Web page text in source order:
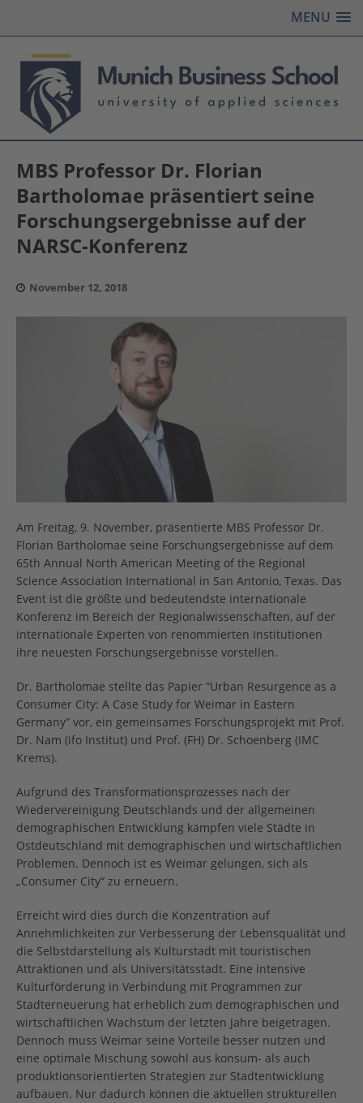
MENU
MBS Professor Dr. Florian
Bartholomae präsentiert seine
Forschungsergebnisse auf der
NARSC-Konferenz
November 12, 2018
Am Freitag, 9. November, präsentierte MBS Professor Dr.
Florian Bartholomae seine Forschungsergebnisse auf dem
65th Annual North American Meeting of the Regional
Science Association International in San Antonio, Texas. Das
Event ist die größte und bedeutendste internationale
Konferenz im Bereich der Regionalwissenschaften, auf der
internationale Experten von renommierten Institutionen
ihre neuesten Forschungsergebnisse vorstellen.
Dr. Bartholomae stellte das Papier “Urban Resurgence as a
Consumer City: A Case Study for Weimar in Eastern
Germany” vor, ein gemeinsames Forschungsprojekt mit Prof.
Dr. Nam (ifo Institut) und Prof. (FH) Dr. Schoenberg (IMC
Krems).
Aufgrund des Transformationsprozesses nach der
Wiedervereinigung Deutschlands und der allgemeinen
demographischen Entwicklung kämpfen viele Städte in
Ostdeutschland mit demographischen und wirtschaftlichen
Problemen. Dennoch ist es Weimar gelungen, sich als
„Consumer City“ zu erneuern.
Erreicht wird dies durch die Konzentration auf
Annehmlichkeiten zur Verbesserung der Lebensqualität und
die Selbstdarstellung als Kulturstadt mit touristischen
Attraktionen und als Universitätsstadt. Eine intensive
Kulturförderung in Verbindung mit Programmen zur
Stadterneuerung hat erheblich zum demographischen und
wirtschaftlichen Wachstum der letzten Jahre beigetragen.
Dennoch muss Weimar seine Vorteile besser nutzen und
eine optimale Mischung sowohl aus konsum- als auch
produktionsorientierten Strategien zur Stadtentwicklung
aufbauen. Nur dadurch können die aktuellen strukturellen